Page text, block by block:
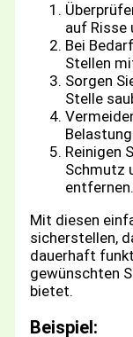
auf Risse
Bei
Stellen
Sorgen
Stelle
Reinigen
Schmutz
entfernen.
Mit diesen
sicherstellen,
dauerhaft
gewünschten
bietet.
Beispiel: